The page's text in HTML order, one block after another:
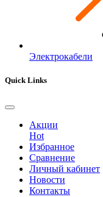
Электрокабели
Quick Links
Акции
Hot
Избранное
Сравнение
Личный кабинет
Новости
Контакты